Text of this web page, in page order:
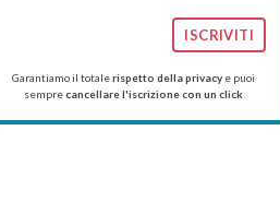
ISCRIVITI
Garantiamo il totalerispetto della privacye puoi
semprecancellare l'iscrizione con un click